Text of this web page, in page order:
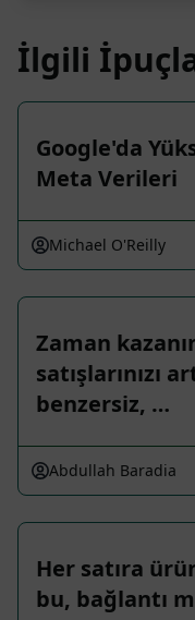
İlgili
Google'da
Meta Verileri
Michael O'Reilly
Zaman
satışlarınızı
benzersiz, …
Abdullah Baradia
Her satıra
bu, bağlantı